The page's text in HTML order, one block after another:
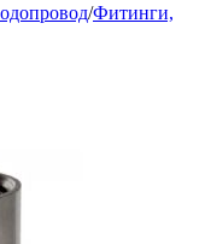
/Фитинги,